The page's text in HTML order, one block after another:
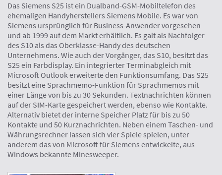
Das Siemens S25 ist ein Dualband-GSM-Mobiltelefon des
ehemaligen Handyherstellers Siemens Mobile. Es war von
Siemens ursprünglich für Business-Anwender vorgesehen
und ab 1999 auf dem Markt erhältlich. Es galt als Nachfolger
des S10 als das Oberklasse-Handy des deutschen
Unternehmens. Wie auch der Vorgänger, das S10, besitzt das
S25 ein Farbdisplay. Ein integrierter Terminabgleich mit
Microsoft Outlook erweiterte den Funktionsumfang. Das S25
besitzt eine Sprachmemo-Funktion für Sprachmemos mit
einer Länge von bis zu 30 Sekunden. Textnachrichten können
auf der SIM-Karte gespeichert werden, ebenso wie Kontakte.
Alternativ bietet der interne Speicher Platz für bis zu 50
Kontakte und 50 Kurznachrichten. Neben einem Taschen- und
Währungsrechner lassen sich vier Spiele spielen, unter
anderem das von Microsoft für Siemens entwickelte, aus
Windows bekannte Minesweeper.